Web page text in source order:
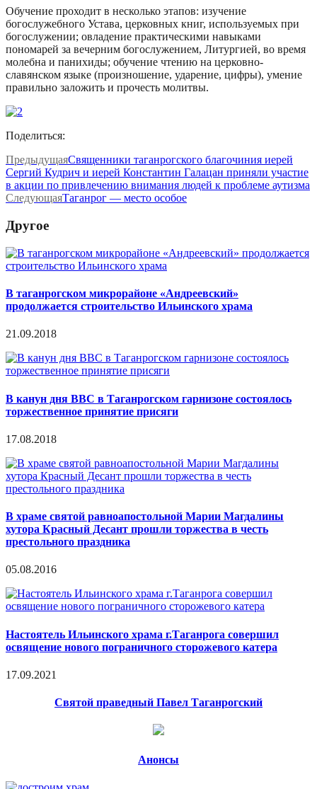
Обучение проходит в несколько этапов: изучение
богослужебного Устава, церковных книг, используемых при
богослужении; овладение практическими навыками
пономарей за вечерним богослужением, Литургией, во время
молебна и панихиды; обучение чтению на церковно-
славянском языке (произношение, ударение, цифры), умение
правильно заложить и прочесть молитвы.
Поделиться:
ПредыдущаяСвященники таганрогского благочиния иерей
Сергий Кудрич и иерей Константин Галацан приняли участие
в акции по привлечению внимания людей к проблеме аутизма
СледующаяТаганрог — место особое
Другое
В таганрогском микрорайоне «Андреевский»
продолжается строительство Ильинского храма
21.09.2018
В канун дня ВВС в Таганрогском гарнизоне состоялось
торжественное принятие присяги
17.08.2018
В храме святой равноапостольной Марии Магдалины
хутора Красный Десант прошли торжества в честь
престольного праздника
05.08.2016
Настоятель Ильинского храма г.Таганрога совершил
освящение нового пограничного сторожевого катера
17.09.2021
Святой праведный Павел Таганрогский
Анонсы